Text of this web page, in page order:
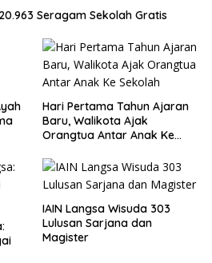
Seragam Sekolah Gratis
Hari Pertama Tahun Ajaran
Baru, Walikota Ajak
Orangtua Antar Anak Ke
IAIN Langsa Wisuda 303
Lulusan Sarjana dan
Magister